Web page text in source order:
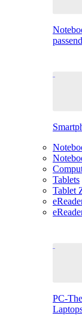
Tablets
Tablet
PC-